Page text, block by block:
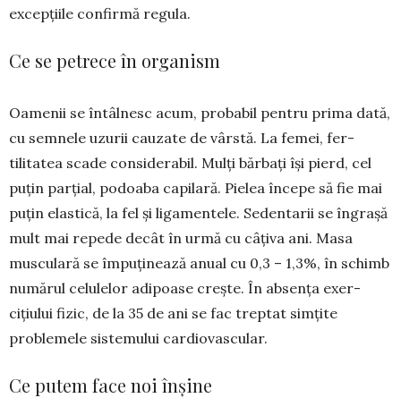
excepțiile confirmă regula.
Ce se petrece în organism
Oamenii se întâlnesc acum, probabil pen­tru prima dată,
cu semnele uzurii cau­zate de vâr­stă. La femei, fer­
tilitatea scade considerabil. Mulți bărbați își pierd, cel
puțin parțial, podoaba capi­lară. Pielea începe să fie mai
puțin elastică, la fel și ligamentele. Sedentarii se îngrașă
mult mai re­pede decât în urmă cu câțiva ani. Masa
musculară se împuținează anual cu 0,3 – 1,3%, în schimb
nu­mărul celulelor adipoase crește. În absența exer­
cițiului fizic, de la 35 de ani se fac treptat simțite
problemele sistemului cardiovascular.
Ce putem face noi înșine